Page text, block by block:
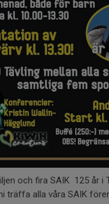
och fira SAIK 125 år i
träffa alla våra SAIK